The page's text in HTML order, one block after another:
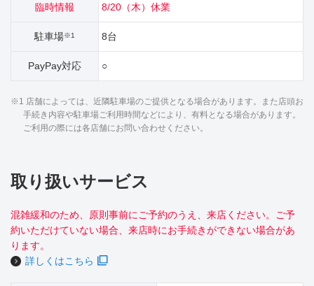
臨時情報 8/20（木）休業
駐車場※1 8台
PayPay対応 ○
※1 店舗によっては、近隣駐車場のご提供となる場合があります。また店頭お
手続き内容や駐車場ご利用時間などにより、有料となる場合があります。
ご利用の際には各店舗にお問い合わせください。
取り扱いサービス
混雑緩和のため、原則事前にご予約のうえ、来店ください。ご予
約いただけていない場合、来店時にお手続きができない場合があ
ります。
詳しくはこちら